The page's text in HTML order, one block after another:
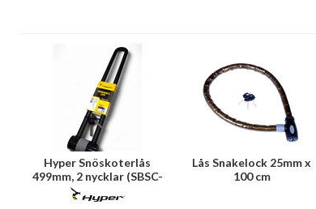
Hyper Snöskoterlås
499mm, 2 nycklar (SBSC-
certifierad)
Lås Snakelock 25mm x
100 cm